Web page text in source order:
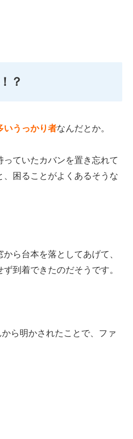
？
いうっかり者なんだとか。
ていたカバンを置き忘れて
困ることがよくあるそうな
ら台本を落としてあげて、
到着できたのだそうです。
ら明かされたことで、ファ